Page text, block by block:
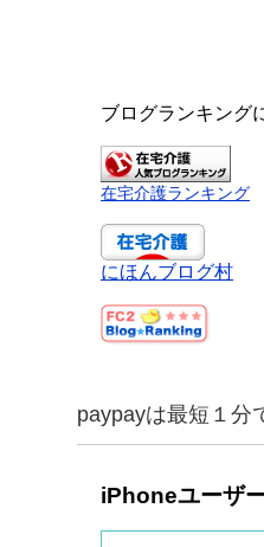
ブログランキング
在宅介護ランキング
にほんブログ村
paypayは最短１分
iPhoneユーザ